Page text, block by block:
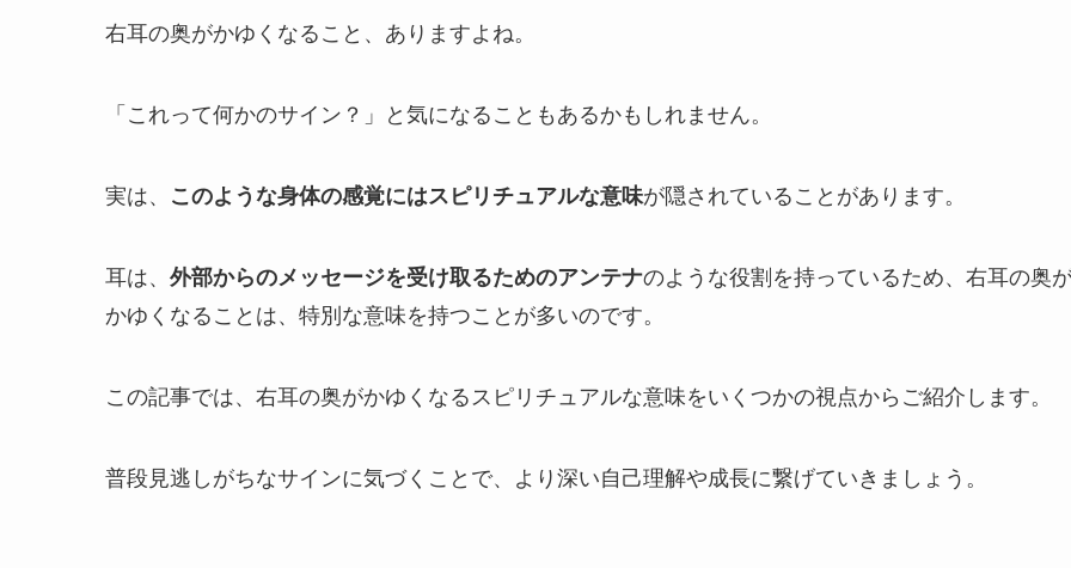
右耳の奥がかゆくなること、ありますよね。
「これって何かのサイン？」と気になることもあるかもしれません。
実は、 このような身体の感覚にはスピリチュアルな意味が隠されていることがあります。
耳は、 外部からのメッセージを受け取るためのアンテナのような役割を持っているため、右耳の奥
かゆくなることは、特別な意味を持つことが多いのです。
この記事では、右耳の奥がかゆくなるスピリチュアルな意味をいくつかの視点からご紹介します。
普段見逃しがちなサインに気づくことで、より深い自己理解や成長に繋げていきましょう。